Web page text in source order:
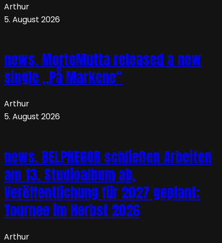
Arthur
5. August 2026
news. MorteMutta released a new
single „På Markene“
Arthur
5. August 2026
news. BELPHEGOR schließen Arbeiten
am 13. Studioalbum ab,
Veröffentlichung für 2027 geplant;
Tournee im Herbst 2026
Arthur